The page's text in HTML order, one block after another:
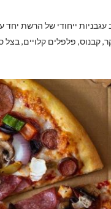
פלפלים קלויים, בצל